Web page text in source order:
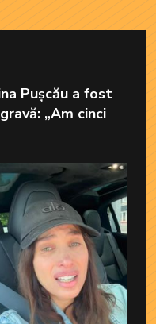
Pușcău a fost
„Am cinci